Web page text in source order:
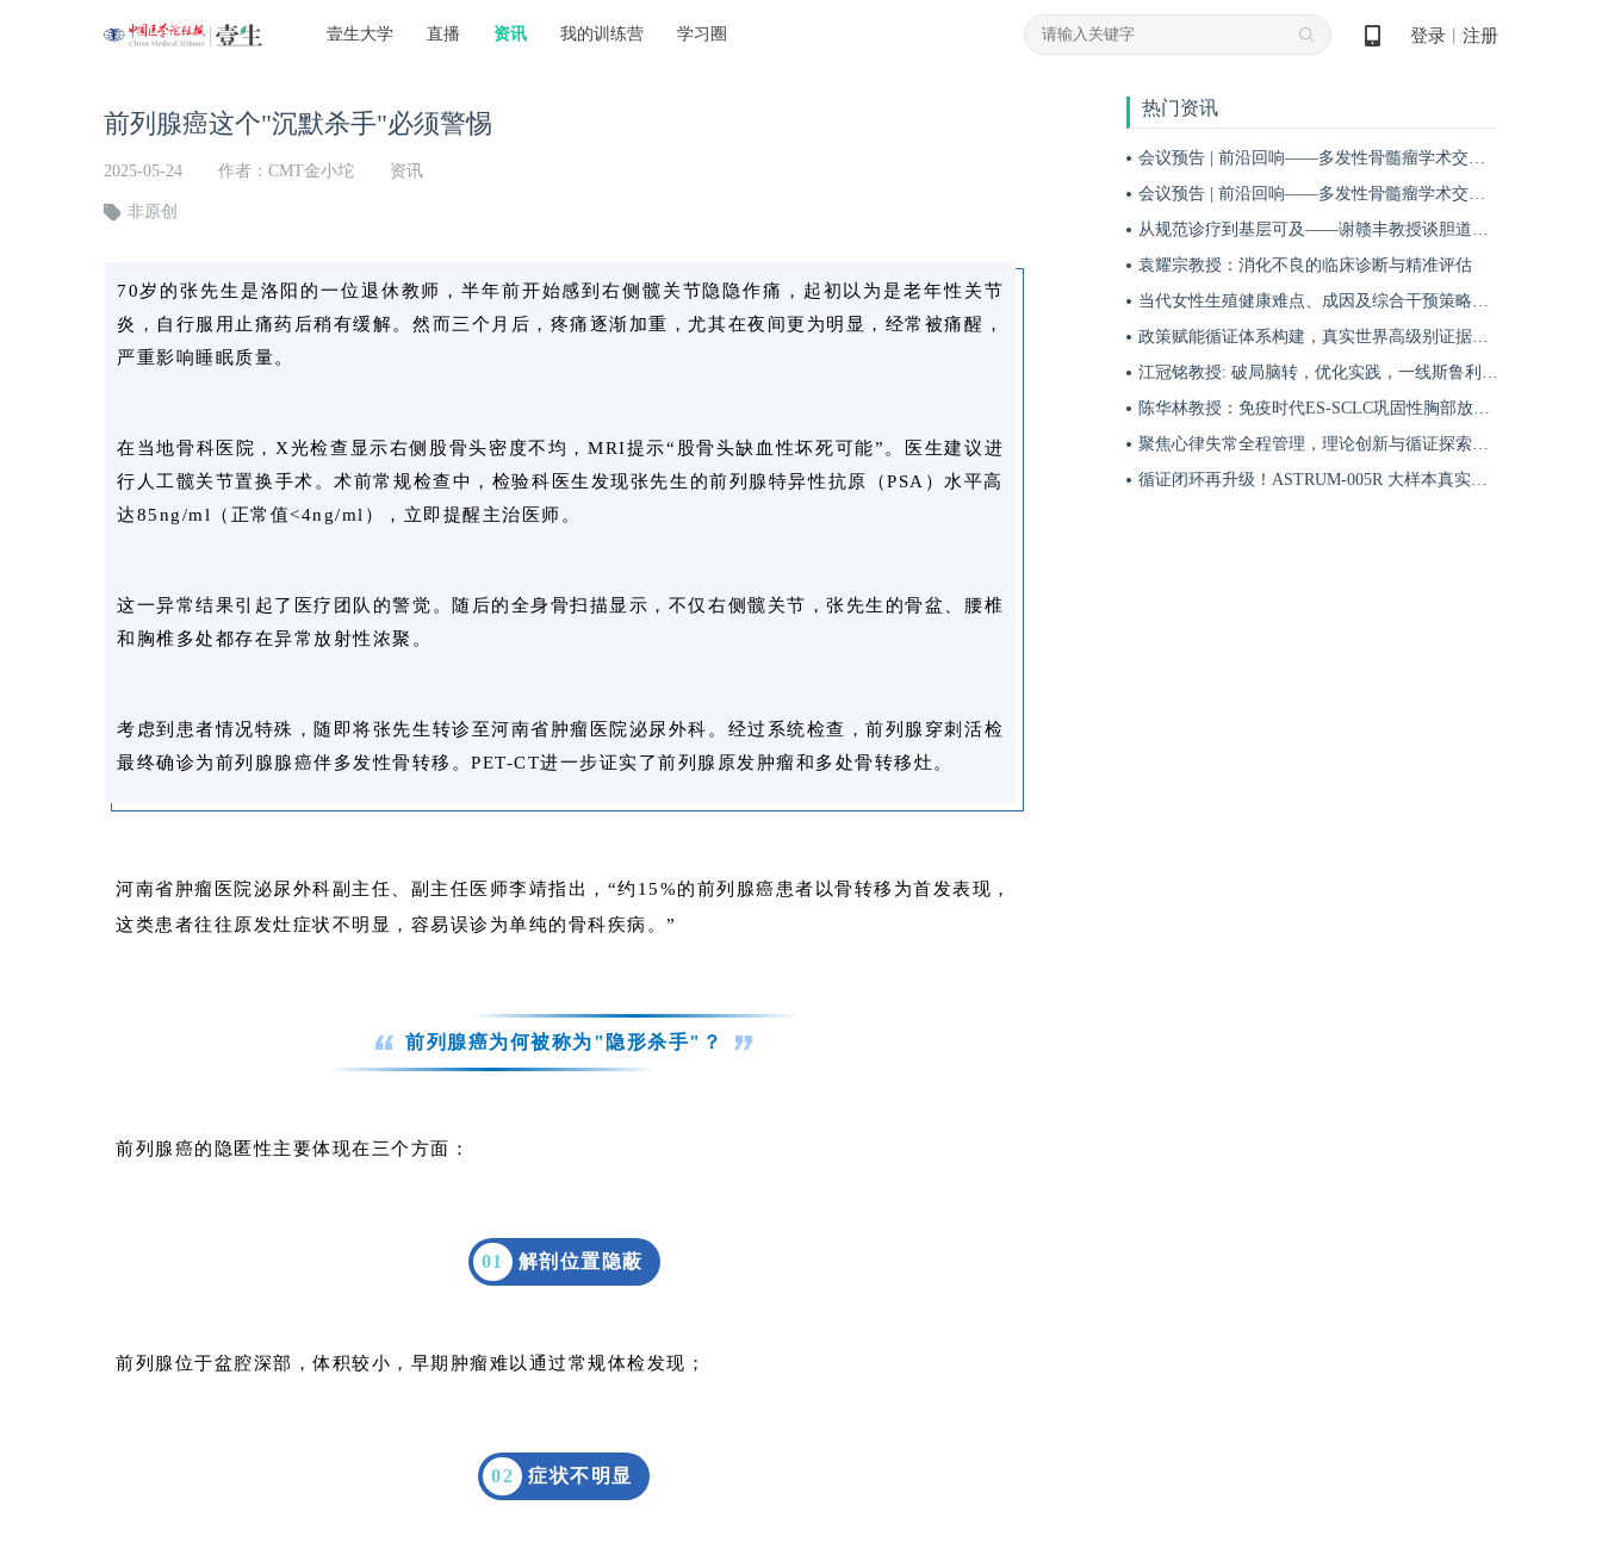
壹生大学 直播 资讯 我的训练营 学习圈 登录 注册
前列腺癌这个"沉默杀手"必须警惕
2025-05-24 作者：CMT金小坨 资讯
非原创
70岁的张先生是洛阳的一位退休教师，半年前开始感到右侧髋关节隐隐作痛，起初以为是老年性关节
炎，自行服用止痛药后稍有缓解。然而三个月后，疼痛逐渐加重，尤其在夜间更为明显，经常被痛醒，
严重影响睡眠质量。
在当地骨科医院，X光检查显示右侧股骨头密度不均，MRI提示“股骨头缺血性坏死可能”。医生建议进
行人工髋关节置换手术。术前常规检查中，检验科医生发现张先生的前列腺特异性抗原（PSA）水平高
达85ng/ml（正常值<4ng/ml），立即提醒主治医师。
这一异常结果引起了医疗团队的警觉。随后的全身骨扫描显示，不仅右侧髋关节，张先生的骨盆、腰椎
和胸椎多处都存在异常放射性浓聚。
考虑到患者情况特殊，随即将张先生转诊至河南省肿瘤医院泌尿外科。经过系统检查，前列腺穿刺活检
最终确诊为前列腺腺癌伴多发性骨转移。PET-CT进一步证实了前列腺原发肿瘤和多处骨转移灶。
河南省肿瘤医院泌尿外科副主任、副主任医师李靖指出，“约15%的前列腺癌患者以骨转移为首发表现，
这类患者往往原发灶症状不明显，容易误诊为单纯的骨科疾病。”
前列腺癌为何被称为"隐形杀手"？
前列腺癌的隐匿性主要体现在三个方面：
01 解剖位置隐蔽
前列腺位于盆腔深部，体积较小，早期肿瘤难以通过常规体检发现；
02 症状不明显
热门资讯
会议预告 | 前沿回响——多发性骨髓瘤学术交流会第十九期即将启幕！
会议预告 | 前沿回响——多发性骨髓瘤学术交流会第十八期即将启幕！
从规范诊疗到基层可及——谢赣丰教授谈胆道肿瘤防治的本土化实践之路
袁耀宗教授：消化不良的临床诊断与精准评估
当代女性生殖健康难点、成因及综合干预策略——魏晗
政策赋能循证体系构建，真实世界高级别证据夯实斯鲁利单抗一线治疗广泛期小细胞肺癌临床地位
江冠铭教授: 破局脑转，优化实践，一线斯鲁利单抗联合化疗为小细胞肺癌脑转移患者带来颅内与全身双重获益
陈华林教授：免疫时代ES-SCLC巩固性胸部放疗再添真实世界循证依据——cTRT可独立改善患者生存获益
聚焦心律失常全程管理，理论创新与循证探索共筑诊疗新格局
循证闭环再升级！ASTRUM-005R 大样本真实世界研究，解锁斯鲁利单抗 ES-SCLC 全程管理新方案